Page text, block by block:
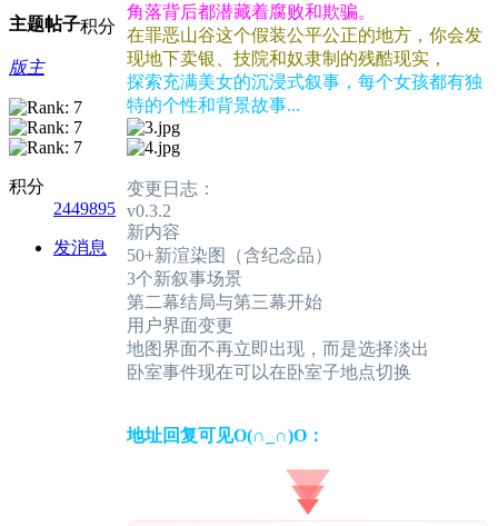
主题帖子积分
版主
积分
2449895
发消息
角落背后都潜藏着腐败和欺骗。
在罪恶山谷这个假装公平公正的地方，你会发
现地下卖银、技院和奴隶制的残酷现实，
探索充满美女的沉浸式叙事，每个女孩都有独
特的个性和背景故事...
变更日志：
v0.3.2
新内容
50+新渲染图（含纪念品）
3个新叙事场景
第二幕结局与第三幕开始
用户界面变更
地图界面不再立即出现，而是选择淡出
卧室事件现在可以在卧室子地点切换
地址回复可见O(∩_∩)O：